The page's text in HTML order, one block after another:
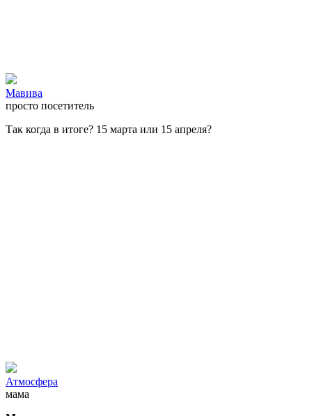
Мавива
просто посетитель
Так когда в итоге? 15 марта или 15 апреля?
Атмосфера
мама